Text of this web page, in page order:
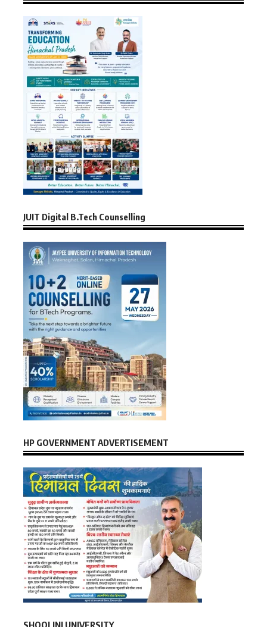
JUIT Digital B.Tech Counselling
HP GOVERNMENT ADVERTISEMENT
SHOOLINI UNIVERSITY